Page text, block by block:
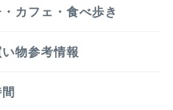
カフェ・食べ歩き
物参考情報